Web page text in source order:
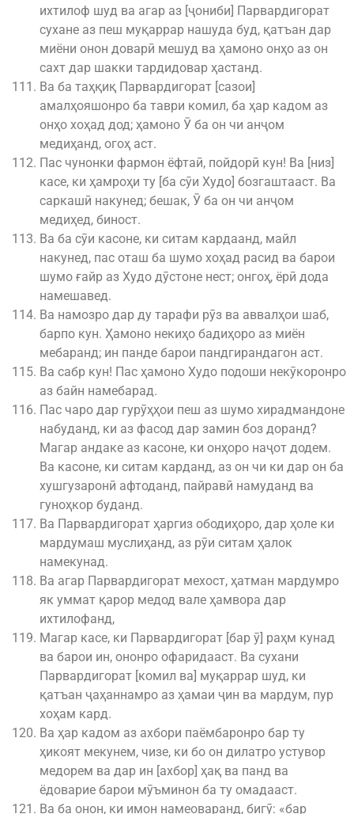
ихтилоф шуд ва агар аз [ҷониби] Парвардигорат
сухане аз пеш муқаррар нашуда буд, қатъан дар
миёни онон доварӣ мешуд ва ҳамоно онҳо аз он
сахт дар шакки тардидовар ҳастанд.
Ва ба таҳқиқ Парвардигорат [сазои]
амалҳояшонро ба таври комил, ба ҳар кадом аз
онҳо хоҳад дод; ҳамоно Ӯ ба он чи анҷом
медиҳанд, огоҳ аст.
Пас чунонки фармон ёфтаӣ, пойдорӣ кун! Ва [низ]
касе, ки ҳамроҳи ту [ба сӯи Худо] бозгаштааст. Ва
саркашӣ накунед; бешак, Ӯ ба он чи анҷом
медиҳед, биност.
Ва ба сӯи касоне, ки ситам кардаанд, майл
накунед, пас оташ ба шумо хоҳад расид ва барои
шумо ғайр аз Худо дӯстоне нест; онгоҳ, ёрӣ дода
намешавед.
Ва намозро дар ду тарафи рӯз ва аввалҳои шаб,
барпо кун. Ҳамоно некиҳо бадиҳоро аз миён
мебаранд; ин панде барои пандгирандагон аст.
Ва сабр кун! Пас ҳамоно Худо подоши некӯкоронро
аз байн намебарад.
Пас чаро дар гурӯҳҳои пеш аз шумо хирадмандоне
набуданд, ки аз фасод дар замин боз доранд?
Магар андаке аз касоне, ки онҳоро наҷот додем.
Ва касоне, ки ситам карданд, аз он чи ки дар он ба
хушгузаронӣ афтоданд, пайравӣ намуданд ва
гуноҳкор буданд.
Ва Парвардигорат ҳаргиз ободиҳоро, дар ҳоле ки
мардумаш муслиҳанд, аз рӯи ситам ҳалок
намекунад.
Ва агар Парвардигорат мехост, ҳатман мардумро
як уммат қарор медод вале ҳамвора дар
ихтилофанд,
Магар касе, ки Парвардигорат [бар ӯ] раҳм кунад
ва барои ин, ононро офаридааст. Ва сухани
Парвардигорат [комил ва] муқаррар шуд, ки
қатъан ҷаҳаннамро аз ҳамаи ҷин ва мардум, пур
хоҳам кард.
Ва ҳар кадом аз ахбори паёмбаронро бар ту
ҳикоят мекунем, чизе, ки бо он дилатро устувор
медорем ва дар ин [ахбор] ҳақ ва панд ва
ёдоварие барои мӯъминон ба ту омадааст.
Ва ба онон, ки имон намеоваранд, бигӯ: «бар